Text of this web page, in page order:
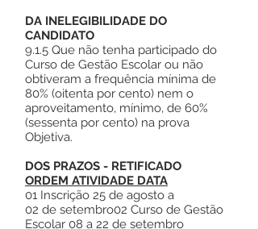
DA INELEGIBILIDADE DO
CANDIDATO
9.1.5 Que não tenha participado do
Curso de Gestão Escolar ou não
obtiveram a frequência mínima de
80% (oitenta por cento) nem o
aproveitamento, mínimo, de 60%
(sessenta por cento) na prova
Objetiva.
DOS PRAZOS - RETIFICADO
ORDEM ATIVIDADE DATA
01 Inscrição 25 de agosto a
02 de setembro02 Curso de Gestão
Escolar 08 a 22 de setembro